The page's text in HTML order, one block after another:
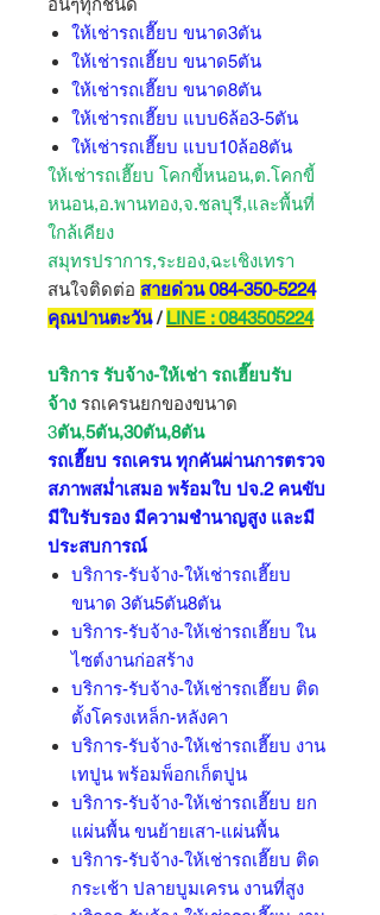
อื่นๆทุกชนิด
ให้เช่ารถเฮี๊ยบ ขนาด3ตัน
ให้เช่ารถเฮี๊ยบ ขนาด5ตัน
ให้เช่ารถเฮี๊ยบ ขนาด8ตัน
ให้เช่ารถเฮี๊ยบ แบบ6ล้อ3-5ตัน
ให้เช่ารถเฮี๊ยบ แบบ10ล้อ8ตัน
ให้เช่ารถเฮี๊ยบ โคกขี้หนอน,ต.โคกขี้
หนอน,อ.พานทอง,จ.ชลบุรี,และพื้นที่
ใกล้เคียง
สมุทรปราการ,ระยอง,ฉะเชิงเทรา
สนใจติดต่อ สายด่วน 084-350-5224
คุณปานตะวัน/ LINE : 0843505224
บริการ รับจ้าง-ให้เช่า รถเฮี๊ยบรับ
จ้าง รถเครนยกของขนาด
3ตัน,5ตัน,30ตัน,8ตัน
รถเฮี๊ยบ รถเครน ทุกคันผ่านการตรวจ
สภาพสม่ำเสมอ พร้อมใบ ปจ.2 คนขับ
มีใบรับรอง มีความชำนาญสูง และมี
ประสบการณ์
บริการ-รับจ้าง-ให้เช่ารถเฮี๊ยบ
ขนาด 3ตัน5ตัน8ตัน
บริการ-รับจ้าง-ให้เช่ารถเฮี๊ยบ ใน
ไซต์งานก่อสร้าง
บริการ-รับจ้าง-ให้เช่ารถเฮี๊ยบ ติด
ตั้งโครงเหล็ก-หลังคา
บริการ-รับจ้าง-ให้เช่ารถเฮี๊ยบ งาน
เทปูน พร้อมพ็อกเก็ตปูน
บริการ-รับจ้าง-ให้เช่ารถเฮี๊ยบ ยก
แผ่นพื้น ขนย้ายเสา-แผ่นพื้น
บริการ-รับจ้าง-ให้เช่ารถเฮี๊ยบ ติด
กระเช้า ปลายบูมเครน งานที่สูง